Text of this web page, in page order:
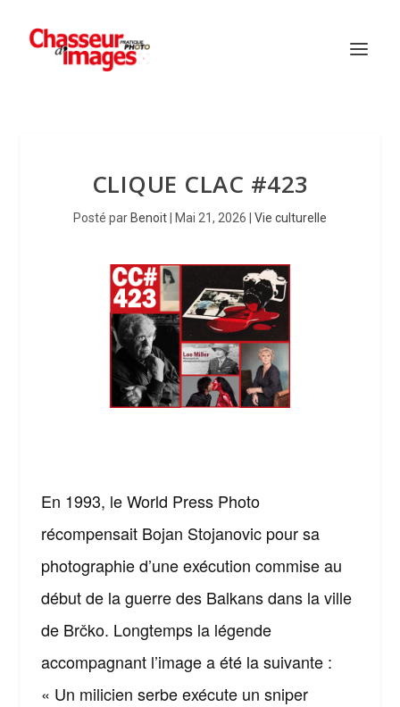
CLIQUE CLAC #423
Posté par Benoit Mai 21, 2026 Vie culturelle
En 1993, le World Press Photo
récompensait Bojan Stojanovic pour sa
photographie d’une exécution commise au
début de la guerre des Balkans dans la ville
de Brčko. Longtemps la légende
accompagnant l’image a été la suivante :
« Un milicien serbe exécute un sniper